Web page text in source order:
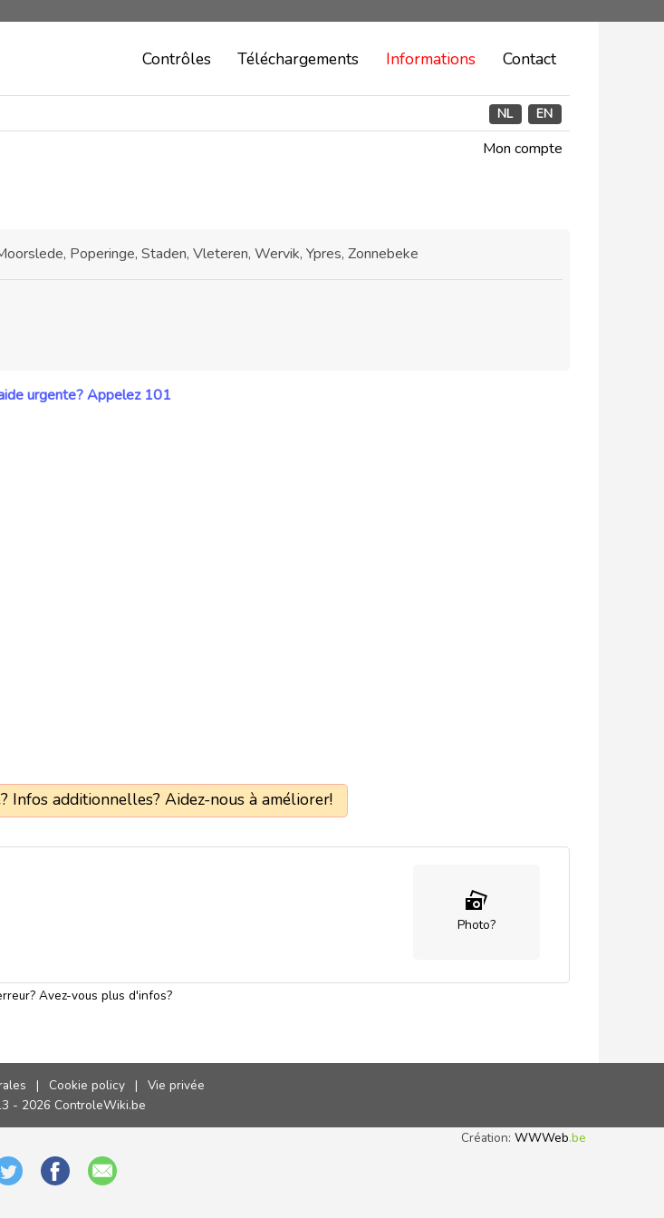
Contrôles Téléchargements Informations Contact
NL EN
Mon compte
Poperinge, Staden, Vleteren, Wervik, Ypres, Zonnebeke
urgente? Appelez 101
Infos additionnelles? Aidez-nous à améliorer!
Photo?
Avez-vous plus d'infos?
| Cookie policy |
Vie privée
- 2026 ControleWiki.be
Création:WWWeb.be